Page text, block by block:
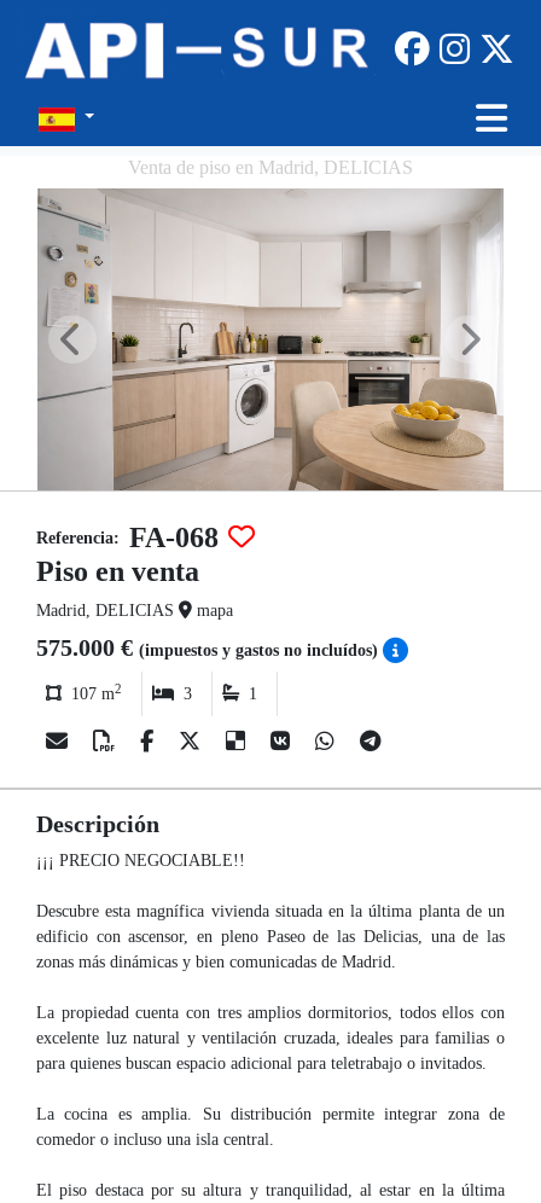
Venta de piso en Madrid, DELICIAS
Referencia: FA-068
Piso en venta
Madrid, DELICIAS mapa
575.000 € (impuestos y gastos no incluídos)
107 m2 3 1
Descripción
¡¡¡ PRECIO NEGOCIABLE!!
Descubre esta magnífica vivienda situada en la última planta de un
edificio con ascensor, en pleno Paseo de las Delicias, una de las
zonas más dinámicas y bien comunicadas de Madrid.
La propiedad cuenta con tres amplios dormitorios, todos ellos con
excelente luz natural y ventilación cruzada, ideales para familias o
para quienes buscan espacio adicional para teletrabajo o invitados.
La cocina es amplia. Su distribución permite integrar zona de
comedor o incluso una isla central.
El piso destaca por su altura y tranquilidad, al estar en la última